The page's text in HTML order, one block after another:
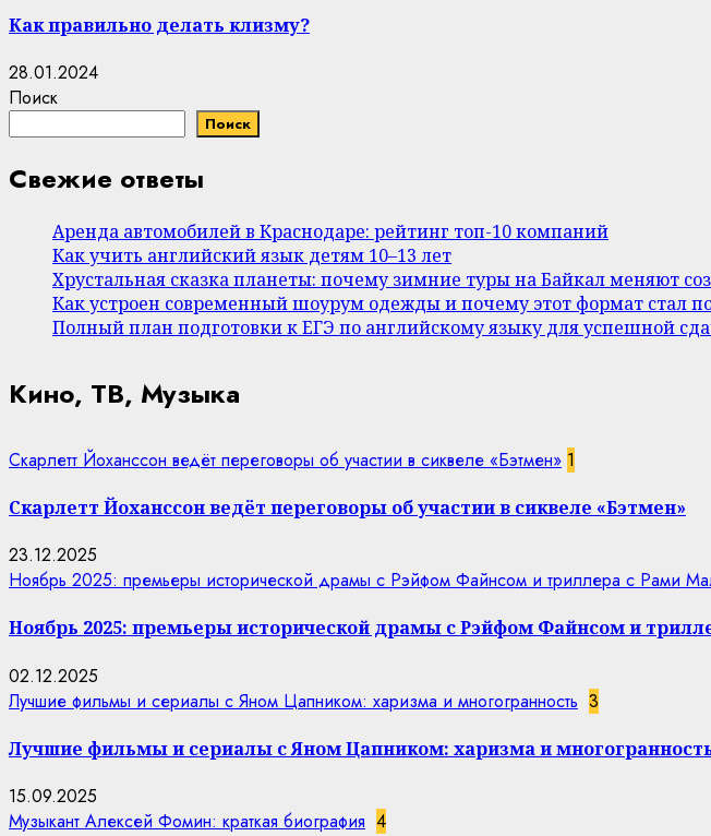
Как правильно делать клизму?
28.01.2024
Поиск
Поиск
Свежие ответы
Аренда автомобилей в Краснодаре: рейтинг топ-10 компаний
Как учить английский язык детям 10–13 лет
Хрустальная сказка планеты: почему зимние туры на Байкал меняют
Как устроен современный шоурум одежды и почему этот формат стал
Полный план подготовки к ЕГЭ по английскому языку для успешной
Кино, ТВ, Музыка
Скарлетт Йоханссон ведёт переговоры об участии в сиквеле «Бэтмен» 1
Скарлетт Йоханссон ведёт переговоры об участии в сиквеле «Бэтмен»
23.12.2025
Ноябрь 2025: премьеры исторической драмы с Рэйфом Файнсом и триллера с Рами
Ноябрь 2025: премьеры исторической драмы с Рэйфом Файнсом и
02.12.2025
Лучшие фильмы и сериалы с Яном Цапником: харизма и многогранность 3
Лучшие фильмы и сериалы с Яном Цапником: харизма и
15.09.2025
Музыкант Алексей Фомин: краткая биография 4